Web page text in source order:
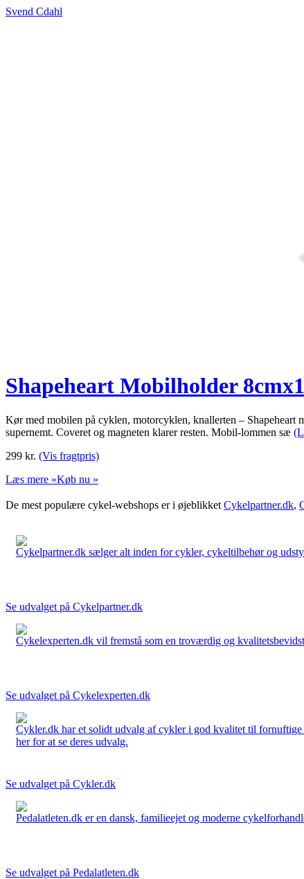
Svend Cdahl
Shapeheart Mobilholder
Kør med mobilen på cyklen, motorcyklen, knallerten –
supernemt. Coveret og magneten klarer resten. Mobil-lommen sæ
299 kr. (Vis fragtpris)
Læs mere »Køb nu »
De mest populære cykel-webshops er i øjeblikket Cykelpartner.dk,
Cykelpartner.dk sælger alt inden for cykler, cykeltilbehør og
Se udvalget på Cykelpartner.dk
Cykelexperten.dk vil fremstå som en troværdig og
Se udvalget på Cykelexperten.dk
Cykler.dk har et solidt udvalg af cykler i god kvalitet til
her for at se deres udvalg.
Se udvalget på Cykler.dk
Pedalatleten.dk er en dansk, familieejet og moderne
Se udvalget på Pedalatleten.dk